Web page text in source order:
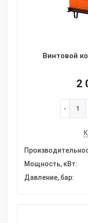
Винтовой
2
Мощность, кВт:
Давление, бар: